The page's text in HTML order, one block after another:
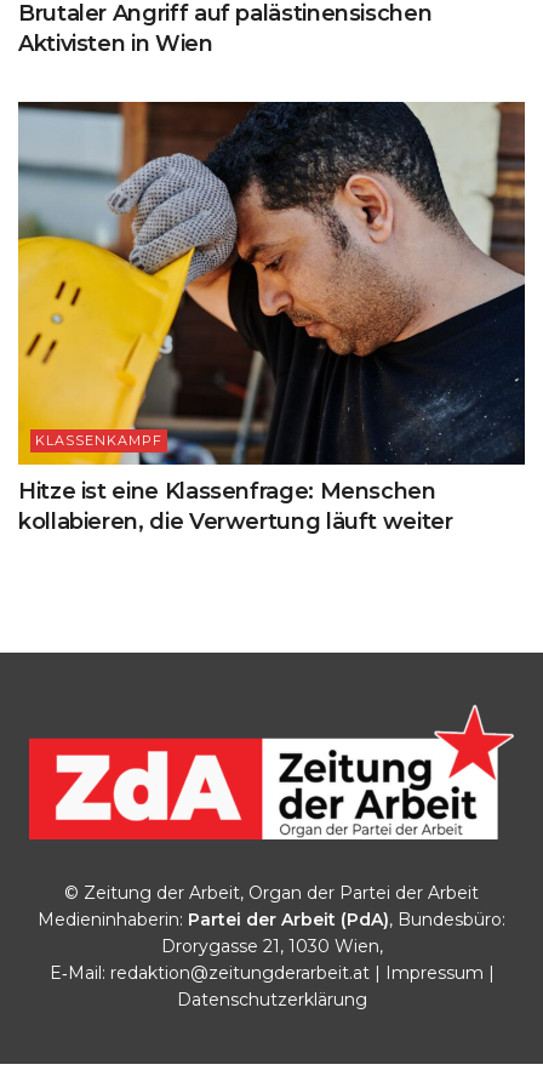
Brutaler Angriff auf palästinensischen
Aktivisten in Wien
KLASSENKAMPF
Hitze ist eine Klassenfrage: Menschen
kollabieren, die Verwertung läuft weiter
© Zeitung der Arbeit, Organ der Partei der Arbeit
Medieninhaberin: Partei der Arbeit (PdA), Bundesbüro:
Drorygasse 21, 1030 Wien,
E‑Mail: redaktion@zeitungderarbeit.at| Impressum |
Datenschutzerklärung